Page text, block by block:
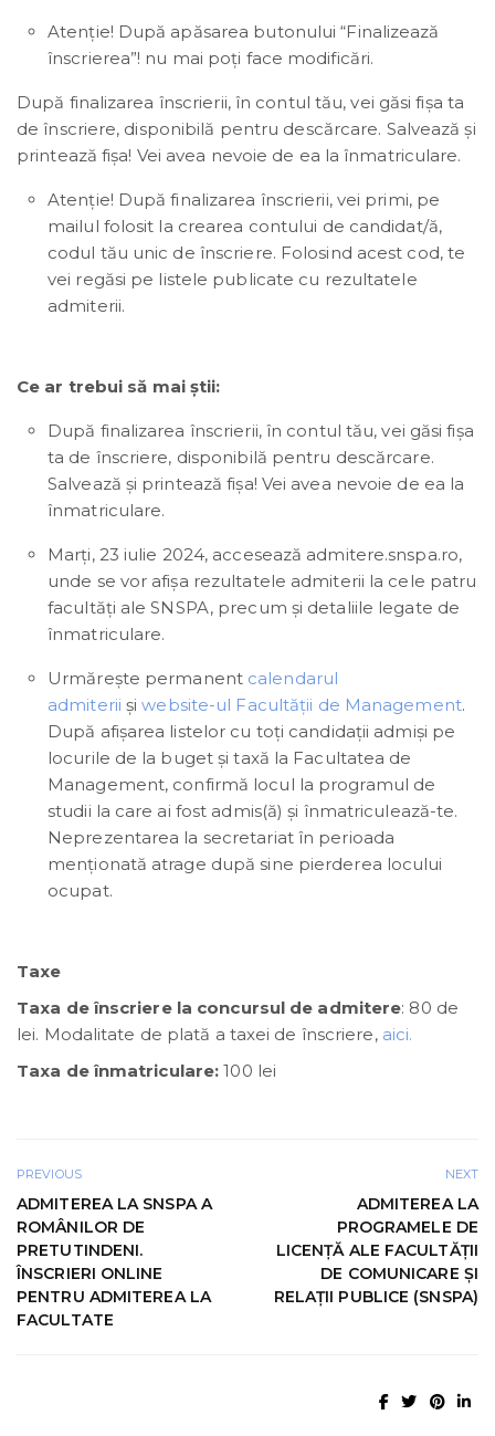
Atenție! După apăsarea butonului “Finalizează
înscrierea”! nu mai poți face modificări.
După finalizarea înscrierii, în contul tău, vei găsi fișa ta
de înscriere, disponibilă pentru descărcare. Salvează și
printează fișa! Vei avea nevoie de ea la înmatriculare.
Atenție! După finalizarea înscrierii, vei primi, pe
mailul folosit la crearea contului de candidat/ă,
codul tău unic de înscriere. Folosind acest cod, te
vei regăsi pe listele publicate cu rezultatele
admiterii.
Ce ar trebui să mai știi:
După finalizarea înscrierii, în contul tău, vei găsi fișa
ta de înscriere, disponibilă pentru descărcare.
Salvează și printează fișa! Vei avea nevoie de ea la
înmatriculare.
Marți, 23 iulie 2024, accesează admitere.snspa.ro,
unde se vor afișa rezultatele admiterii la cele patru
facultăți ale SNSPA, precum și detaliile legate de
înmatriculare.
Urmărește permanent calendarul
admiterii șiwebsite-ul Facultății de Management.
După afișarea listelor cu toți candidații admiși pe
locurile de la buget și taxă la Facultatea de
Management, confirmă locul la programul de
studii la care ai fost admis(ă) și înmatriculează-te.
Neprezentarea la secretariat în perioada
menționată atrage după sine pierderea locului
ocupat.
Taxe
Taxa de înscriere la concursul de admitere: 80 de
lei. Modalitate de plată a taxei de înscriere, aici.
Taxa de înmatriculare:100 lei
PREVIOUS
ADMITEREA LA SNSPA A
ROMÂNILOR DE
PRETUTINDENI.
ÎNSCRIERI ONLINE
PENTRU ADMITEREA LA
FACULTATE
NEXT
ADMITEREA LA
PROGRAMELE DE
LICENȚĂ ALE FACULTĂȚII
DE COMUNICARE ȘI
RELAȚII PUBLICE (SNSPA)